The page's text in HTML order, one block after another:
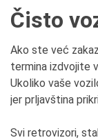
Čisto
Ako ste već
termina izdvojite
Ukoliko vaše
jer prljavština
Svi retrovizori,